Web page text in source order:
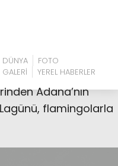
DÜNYA
FOTO
YEREL HABERLER
Adana’nın
flamingolarla